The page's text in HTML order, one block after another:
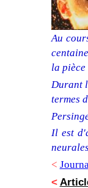
Au
la
Durant
termes
Il est
<
<